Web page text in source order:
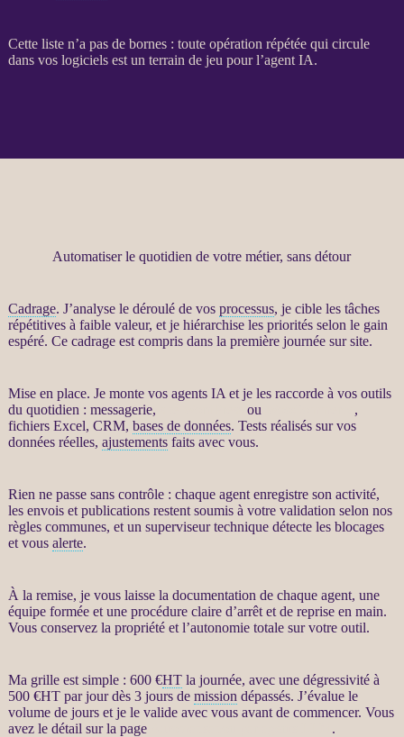
Cette liste n’a pas de bornes : toute opération répétée qui circule
dans vos logiciels est un terrain de jeu pour l’agent IA.
Automatiser le quotidien de votre métier, sans détour
Cadrage. J’analyse le déroulé de vos processus, je cible les tâches
répétitives à faible valeur, et je hiérarchise les priorités selon le gain
espéré. Ce cadrageest compris dans la première journée sur site.
Mise en place. Je monte vos agents IA et je les raccorde à vos outils
du quotidien : messagerie,
ou
,
fichiers Excel, CRM, bases de données. Tests réalisés sur vos
donnéesréelles, ajustementsfaits avec vous.
Rien ne passe sans contrôle : chaque agentenregistre son activité,
les envois et publications restent soumis à votre validation selon nos
règles communes, et un superviseur technique détecte les blocages
et vous alerte.
À la remise, je vous laisse la documentation de chaque agent, une
équipe formée et une procédure claire d’arrêt et de reprise en main.
Vous conservez la propriété et l’autonomie totale sur votre outil.
Ma grille est simple : 600 €HTla journée, avec une dégressivité à
500 €HTpar jour dès 3 jours de mission dépassés. J’évalue le
volume de jours et je le valide avec vous avant de commencer. Vous
avez le détail sur la page
.